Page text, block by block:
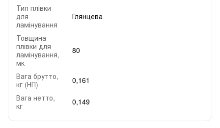
Тип плівки
для
ламінування
Глянцева
Товщина
плівки для
ламінування,
мк
80
Вага брутто,
кг (НП)
0,161
Вага нетто,
кг
0,149